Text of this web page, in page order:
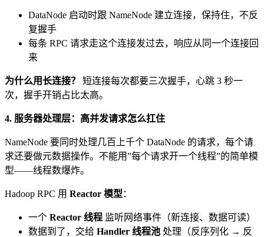
DataNode 启动时跟 NameNode 建立连接，保持住，不反
复握手
每条 RPC 请求走这个连接发过去，响应从同一个连接回
来
为什么用长连接？
短连接每次都要三次握手，心跳 3 秒一
次，握手开销占比太高。
4. 服务器处理层：高并发请求怎么扛住
NameNode 要同时处理几百上千个 DataNode 的请求，每个请
求还要做元数据操作。不能用”每个请求开一个线程”的简单模
型——线程数爆炸。
Hadoop RPC 用 Reactor 模型 ：
一个 Reactor 线程 监听网络事件（新连接、数据可读）
数据到了，交给 Handler 线程池 处理（反序列化 → 反